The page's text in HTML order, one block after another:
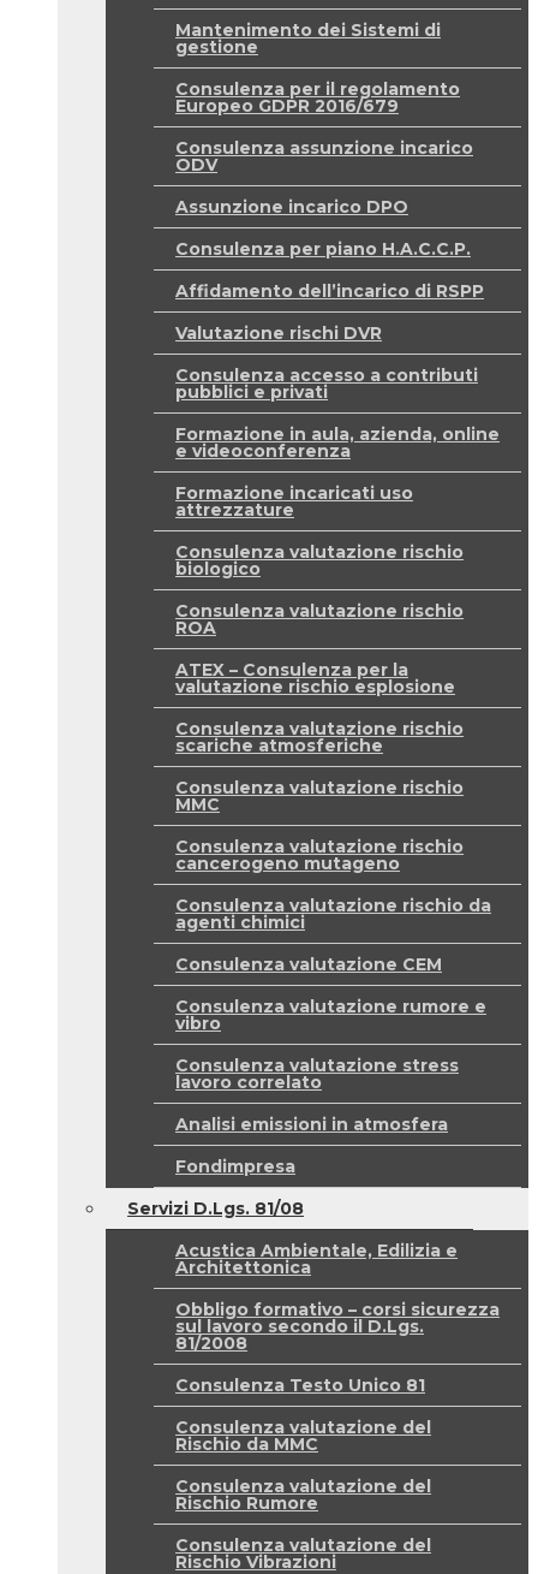
Mantenimento dei Sistemi di
gestione
Consulenza per il regolamento
Europeo GDPR 2016/679
Consulenza assunzione incarico
ODV
Assunzione incarico DPO
Consulenza per piano H.A.C.C.P.
Affidamento dell’incarico di RSPP
Valutazione rischi DVR
Consulenza accesso a contributi
pubblici e privati
Formazione in aula, azienda, online
e videoconferenza
Formazione incaricati uso
attrezzature
Consulenza valutazione rischio
biologico
Consulenza valutazione rischio
ROA
ATEX – Consulenza per la
valutazione rischio esplosione
Consulenza valutazione rischio
scariche atmosferiche
Consulenza valutazione rischio
MMC
Consulenza valutazione rischio
cancerogeno mutageno
Consulenza valutazione rischio da
agenti chimici
Consulenza valutazione CEM
Consulenza valutazione rumore e
vibro
Consulenza valutazione stress
lavoro correlato
Analisi emissioni in atmosfera
Fondimpresa
Servizi D.Lgs. 81/08
Acustica Ambientale, Edilizia e
Architettonica
Obbligo formativo – corsi sicurezza
sul lavoro secondo il D.Lgs.
81/2008
Consulenza Testo Unico 81
Consulenza valutazione del
Rischio da MMC
Consulenza valutazione del
Rischio Rumore
Consulenza valutazione del
Rischio Vibrazioni